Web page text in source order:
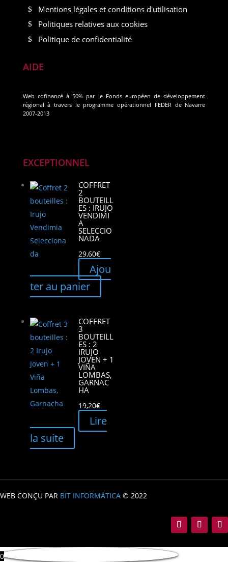
Mentions légales et conditions d'utilisation
Politiques relatives aux cookies
Politique de confidentialité
AIDE
Web cofinancé à 50% par le Fonds européen de développement
régional à travers le programme opérationnel FEDER de Navarre
2007-2013
EXCEPTIONNEL
COFFRET
2
BOUTEILL
ES : IRUJO
VENDIMI
A
SELECCIO
NADA
29,60€
Ajou
ter au panier
COFFRET
3
BOUTEILL
ES : 2
IRUJO
JOVEN + 1
VIÑA
LOMBAS,
GARNAC
HA
19,20€
Lire
la suite
WEB CONÇU PAR BIT INFORMÁTICA © 2022
0